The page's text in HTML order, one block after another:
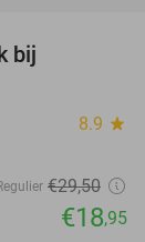
bij
8.9 star
€29,50
€18,95